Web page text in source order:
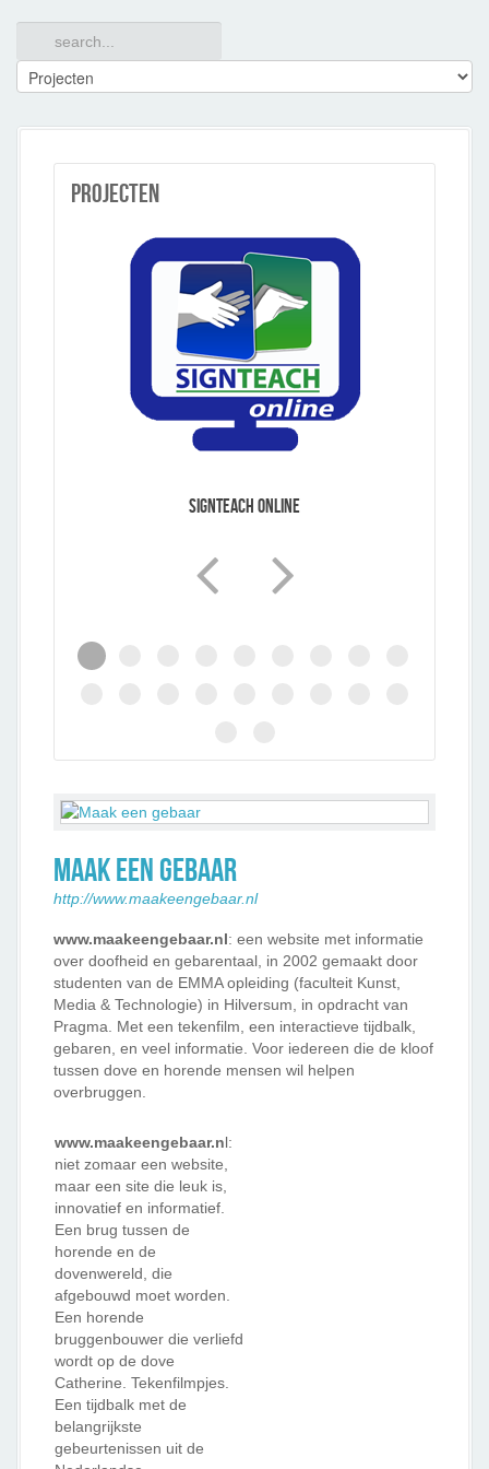
Projecten
SignTeach Online
Maak een gebaar
http://www.maakeengebaar.nl
www.maakeengebaar.nl: een website met informatie
over doofheid en gebarentaal, in 2002 gemaakt door
studenten van de EMMA opleiding (faculteit Kunst,
Media & Technologie) in Hilversum, in opdracht van
Pragma. Met een tekenfilm, een interactieve tijdbalk,
gebaren, en veel informatie. Voor iedereen die de kloof
tussen dove en horende mensen wil helpen
overbruggen.
www.maakeengebaar.nl:
niet zomaar een website,
maar een site die leuk is,
innovatief en informatief.
Een brug tussen de
horende en de
dovenwereld, die
afgebouwd moet worden.
Een horende
bruggenbouwer die verliefd
wordt op de dove
Catherine. Tekenfilmpjes.
Een tijdbalk met de
belangrijkste
gebeurtenissen uit de